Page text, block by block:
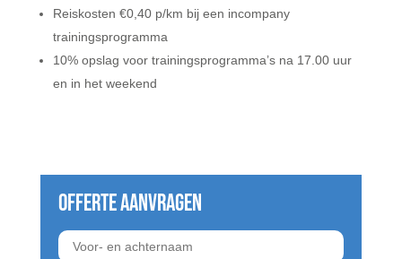
Reiskosten €0,40 p/km bij een incompany
trainingsprogramma
10% opslag voor trainingsprogramma’s na 17.00 uur
en in het weekend
Offerte aanvragen